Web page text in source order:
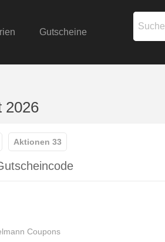
Gutscheine
2026
Aktionen 33
Coupons